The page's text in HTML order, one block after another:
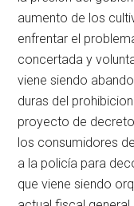
aumento de los
enfrentar el
concertada y
viene siendo
duras del
proyecto de
los consumidores
a la policía para
que viene siendo